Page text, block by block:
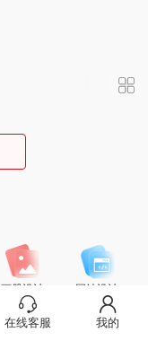
画册设计 网站设计
在线客服 我的